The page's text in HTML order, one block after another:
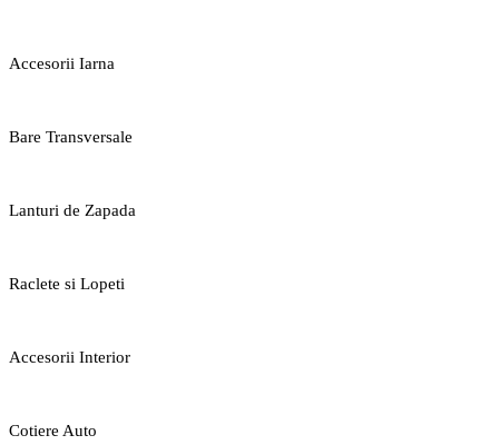
Accesorii Iarna
Bare Transversale
Lanturi de Zapada
Raclete si Lopeti
Accesorii Interior
Cotiere Auto